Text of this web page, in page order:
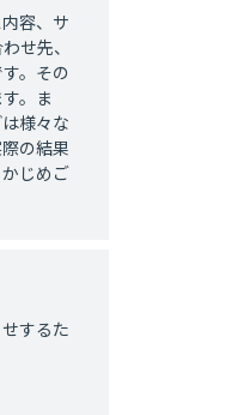
容、サ
せ先、
。その
。ま
様々な
の結果
じめご
するた